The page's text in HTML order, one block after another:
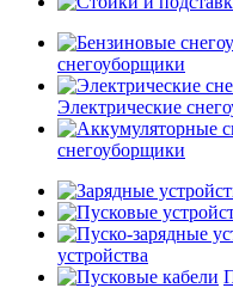
снегоуборщики
Электрические
снегоуборщики
устройства